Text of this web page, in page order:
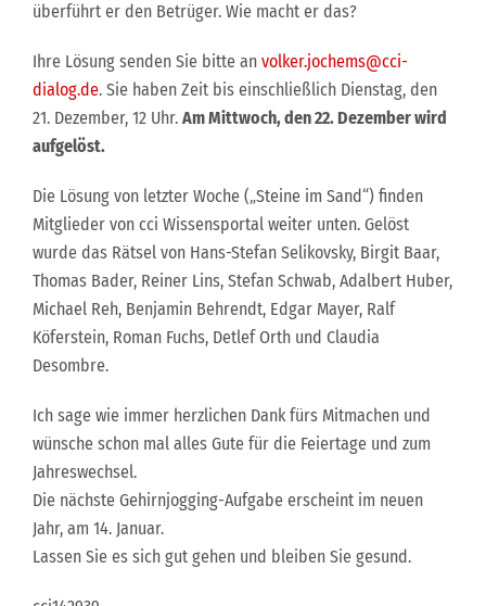
überführt er den Betrüger. Wie macht er das?
Ihre Lösung senden Sie bitte an volker.jochems@cci-
dialog.de. Sie haben Zeit bis einschließlich Dienstag, den
21. Dezember, 12 Uhr. Am Mittwoch, den 22. Dezember wird
aufgelöst.
Die Lösung von letzter Woche („Steine im Sand“) finden
Mitglieder von cci Wissensportal weiter unten. Gelöst
wurde das Rätsel von Hans-Stefan Selikovsky, Birgit Baar,
Thomas Bader, Reiner Lins, Stefan Schwab, Adalbert Huber,
Michael Reh, Benjamin Behrendt, Edgar Mayer, Ralf
Köferstein, Roman Fuchs, Detlef Orth und Claudia
Desombre.
Ich sage wie immer herzlichen Dank fürs Mitmachen und
wünsche schon mal alles Gute für die Feiertage und zum
Jahreswechsel.
Die nächste Gehirnjogging-Aufgabe erscheint im neuen
Jahr, am 14. Januar.
Lassen Sie es sich gut gehen und bleiben Sie gesund.